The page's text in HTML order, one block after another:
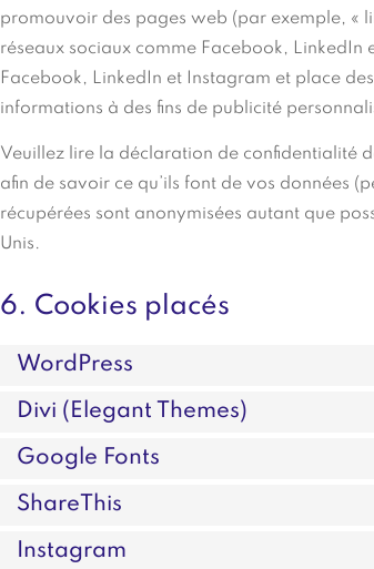
promouvoir des pages web (par exemple, «
réseaux sociaux comme Facebook,
Facebook, LinkedIn et Instagram et place
informations à des fins de publicité
Veuillez lire la déclaration de confidentialité
afin de savoir ce qu’ils font de vos données
récupérées sont anonymisées autant que
Unis.
6. Cookies placés
WordPress
Divi (Elegant Themes)
Google Fonts
ShareThis
Instagram